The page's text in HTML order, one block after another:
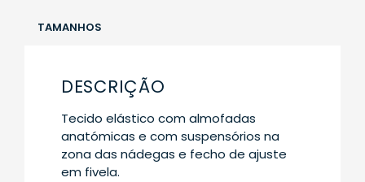
TAMANHOS
DESCRIÇÃO
Tecido elástico com almofadas
anatómicas e com suspensórios na
zona das nádegas e fecho de ajuste
em fivela.